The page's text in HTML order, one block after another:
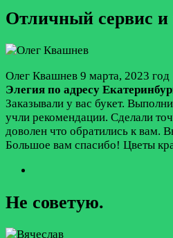
Отличный сервис
Олег Квашнев 9 марта, 2023 год
Элегия по адресу
Заказывали у вас букет.
учли рекомендации. Сделали
доволен что обратились к вам.
Большое вам спасибо! Цветы
Не советую.